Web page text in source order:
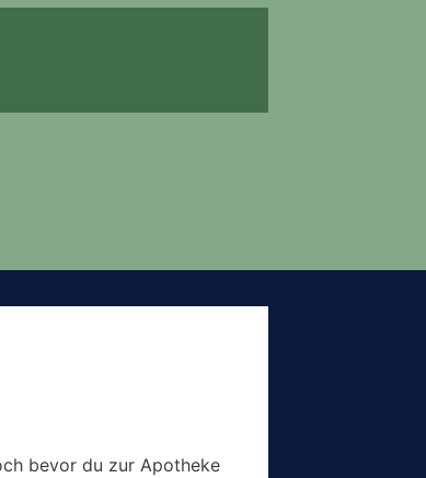
bevor du zur Apotheke